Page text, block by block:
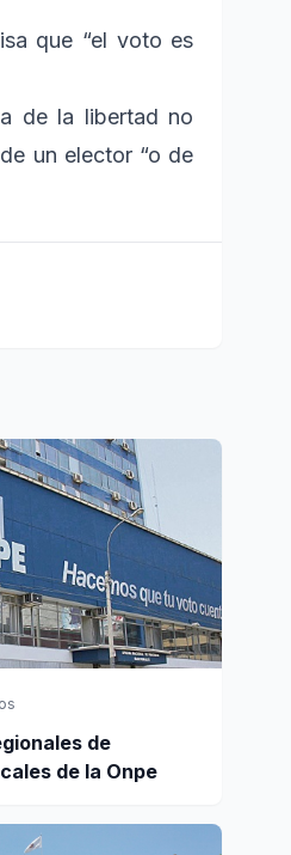
que “el voto es
de la libertad no
un elector “o de
de
de la Onpe